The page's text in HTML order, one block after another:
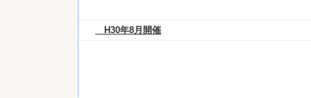
H30年8月開催